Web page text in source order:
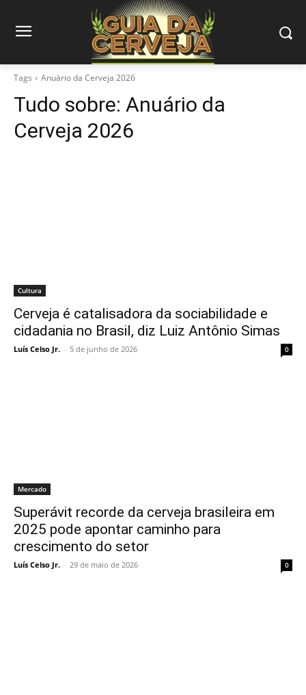
Tags Anuário da Cerveja 2026
Tudo sobre: Anuário da
Cerveja 2026
Cultura
Cerveja é catalisadora da sociabilidade e
cidadania no Brasil, diz Luiz Antônio Simas
Luís Celso Jr. - 5 de junho de 2026 0
Mercado
Superávit recorde da cerveja brasileira em
2025 pode apontar caminho para
crescimento do setor
Luís Celso Jr. - 29 de maio de 2026 0